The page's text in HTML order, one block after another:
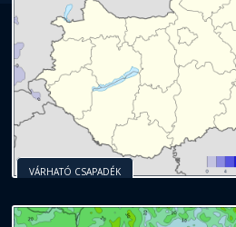
VÁRHATÓ CSAPADÉK